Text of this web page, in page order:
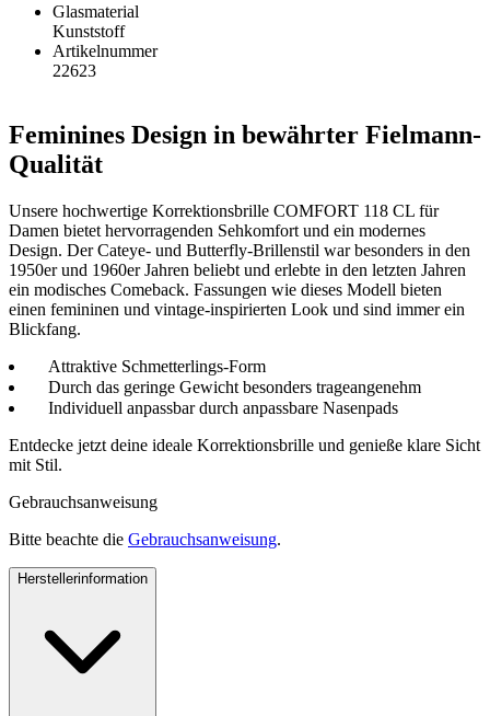
Glasmaterial
Kunststoff
Artikelnummer
22623
Feminines Design in bewährter Fielmann-
Qualität
Unsere hochwertige Korrektionsbrille COMFORT 118 CL für
Damen bietet hervorragenden Sehkomfort und ein modernes
Design. Der Cateye- und Butterfly-Brillenstil war besonders in den
1950er und 1960er Jahren beliebt und erlebte in den letzten Jahren
ein modisches Comeback. Fassungen wie dieses Modell bieten
einen femininen und vintage-inspirierten Look und sind immer ein
Blickfang.
Attraktive Schmetterlings-Form
Durch das geringe Gewicht besonders trageangenehm
Individuell anpassbar durch anpassbare Nasenpads
Entdecke jetzt deine ideale Korrektionsbrille und genieße klare Sicht
mit Stil.
Gebrauchsanweisung
Bitte beachte die Gebrauchsanweisung.
Herstellerinformation